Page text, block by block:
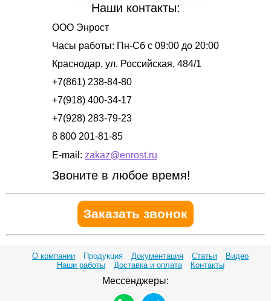
Наши контакты:
ООО Энрост
Часы работы: Пн-Сб с 09:00 до 20:00
Краснодар, ул. Российская, 484/1
+7(861) 238-84-80
+7(918) 400-34-17
+7(928) 283-79-23
8 800 201-81-85
E-mail: zakaz@enrost.ru
Звоните в любое время!
Заказать звонок
О компании Продукция Документация Статьи
Видео
Наши работы
Доставка и оплата Контакты
Мессенджеры: